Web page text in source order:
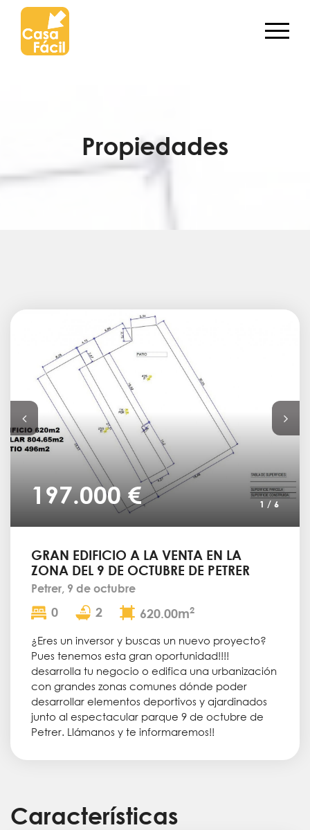
Propiedades
197.000 € 1 / 6
GRAN EDIFICIO A LA VENTA EN LA
ZONA DEL 9 DE OCTUBRE DE PETRER
Petrer, 9 de octubre
0 2 620.00m2
¿Eres un inversor y buscas un nuevo proyecto?
Pues tenemos esta gran oportunidad!!!!
desarrolla tu negocio o edifica una urbanización
con grandes zonas comunes dónde poder
desarrollar elementos deportivos y ajardinados
junto al espectacular parque 9 de octubre de
Petrer. Llámanos y te informaremos!!
Características